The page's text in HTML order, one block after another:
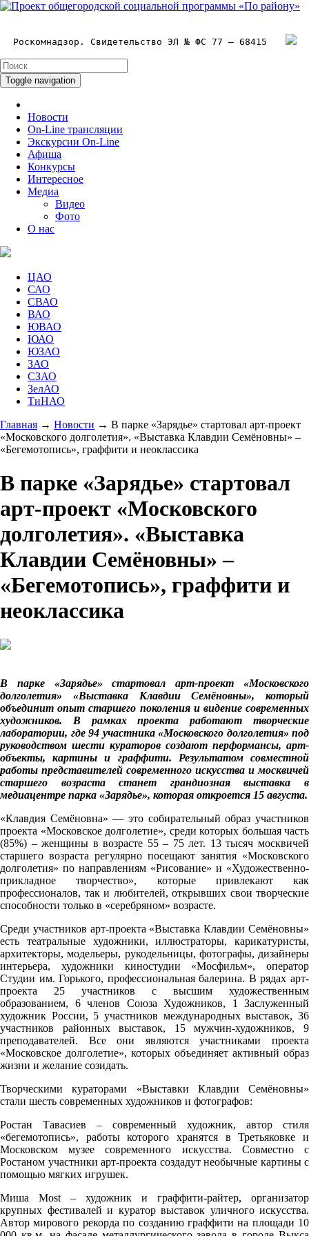
Роскомнадзор. Свидетельство ЭЛ № ФС 77 – 68415
Toggle navigation
Новости
On-Line трансляции
Экскурсии On-Line
Афиша
Конкурсы
Интересное
Медиа
Видео
Фото
О нас
ЦАО
САО
СВАО
ВАО
ЮВАО
ЮАО
ЮЗАО
ЗАО
СЗАО
ЗелАО
ТиНАО
Главная → Новости → В парке «Зарядье» стартовал арт-проект
«Московского долголетия». «Выставка Клавдии Семёновны» –
«Бегемотопись», граффити и неоклассика
В парке «Зарядье» стартовал
арт-проект «Московского
долголетия». «Выставка
Клавдии Семёновны» –
«Бегемотопись», граффити и
неоклассика
В парке «Зарядье» стартовал арт-проект «Московского
долголетия» «Выставка Клавдии Семёновны», который
объединит опыт старшего поколения и видение современных
художников. В рамках проекта работают творческие
лаборатории, где 94 участника «Московского долголетия» под
руководством шести кураторов создают перформансы, арт-
объекты, картины и граффити. Результатом совместной
работы представителей современного искусства и москвичей
старшего возраста станет грандиозная выставка в
медиацентре парка «Зарядье», которая откроется 15 августа.
«Клавдия Семёновна» — это собирательный образ участников
проекта «Московское долголетие», среди которых большая часть
(85%) – женщины в возрасте 55 – 75 лет. 13 тысяч москвичей
старшего возраста регулярно посещают занятия «Московского
долголетия» по направлениям «Рисование» и «Художественно-
прикладное творчество», которые привлекают как
профессионалов, так и любителей, открывших свои творческие
способности только в «серебряном» возрасте.
Среди участников арт-проекта «Выставка Клавдии Семёновны»
есть театральные художники, иллюстраторы, карикатуристы,
архитекторы, модельеры, рукодельницы, фотографы, дизайнеры
интерьера, художники киностудии «Мосфильм», оператор
Студии им. Горького, профессиональная балерина. В рядах арт-
проекта 25 участников с высшим художественным
образованием, 6 членов Союза Художников, 1 Заслуженный
художник России, 5 участников международных выставок, 36
участников районных выставок, 15 мужчин-художников, 9
преподавателей. Все они являются участниками проекта
«Московское долголетие», которых объединяет активный образ
жизни и желание созидать.
Творческими кураторами «Выставки Клавдии Семёновны»
стали шесть современных художников и фотографов:
Ростан Тавасиев – современный художник, автор стиля
«бегемотопись», работы которого хранятся в Третьяковке и
Московском музее современного искусства. Совместно с
Ростаном участники арт-проекта создадут необычные картины с
помощью мягких игрушек.
Миша Most – художник и граффити-райтер, организатор
крупных фестивалей и куратор выставок уличного искусства.
Автор мирового рекорда по созданию граффити на площади 10